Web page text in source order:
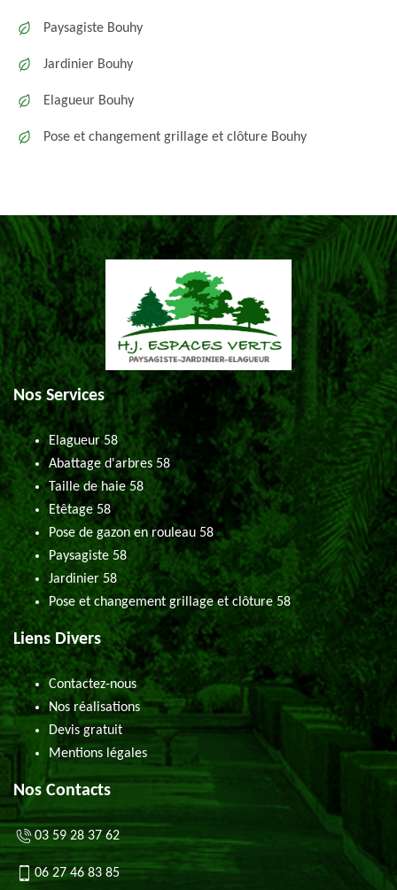
Paysagiste Bouhy
Jardinier Bouhy
Elagueur Bouhy
Pose et changement grillage et clôture Bouhy
Nos Services
Elagueur 58
Abattage d'arbres 58
Taille de haie 58
Etêtage 58
Pose de gazon en rouleau 58
Paysagiste 58
Jardinier 58
Pose et changement grillage et clôture 58
Liens Divers
Contactez-nous
Nos réalisations
Devis gratuit
Mentions légales
Nos Contacts
03 59 28 37 62
06 27 46 83 85